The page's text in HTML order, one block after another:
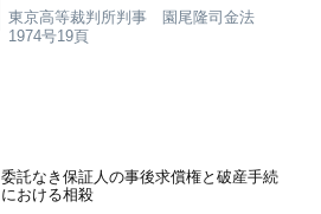
東京高等裁判所判事 園尾隆司金法
1974号19頁
委託なき保証人の事後求償権と破産手続
における相殺